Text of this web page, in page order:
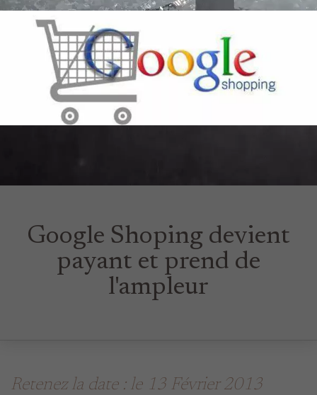
Google Shoping devient
payant et prend de
l'ampleur
Retenez la date : le 13 Février 2013